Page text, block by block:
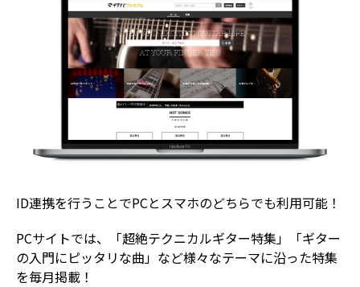
ID連携を行うことでPCとスマホのどちらでも利用可能！
PCサイトでは、「超絶テクニカルギター特集」「ギター
の入門にピッタリな曲」など様々なテーマに沿った特集
を毎月掲載！